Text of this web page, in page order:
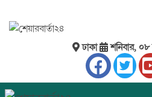
ঢাকা শনিবার,